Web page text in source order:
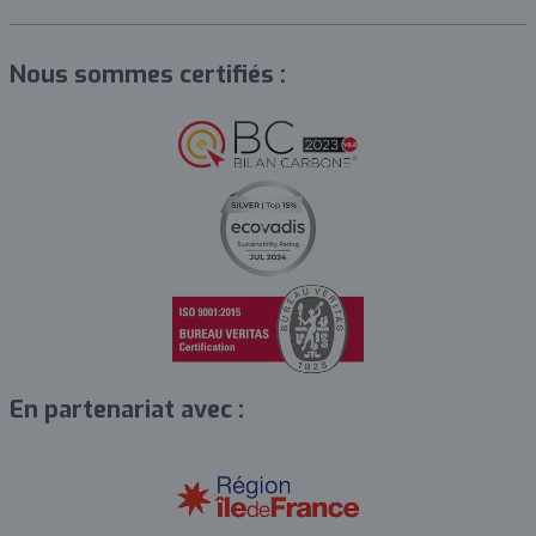
Nous sommes certifiés :
En partenariat avec :